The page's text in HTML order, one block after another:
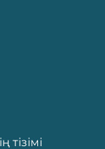
кепіл
жұмыс аясында
тізімі